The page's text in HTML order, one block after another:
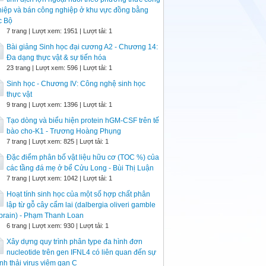
và bán công nghiệp ở khu vực đồng bằng
Bộ
7 trang | Lượt xem: 1951 | Lượt tải: 1
Bài giảng Sinh học đại cương A2 - Chương 14:
Đa dạng thực vật & sự tiến hóa
23 trang | Lượt xem: 596 | Lượt tải: 1
Sinh học - Chương IV: Công nghệ sinh học
thực vật
9 trang | Lượt xem: 1396 | Lượt tải: 1
Tạo dòng và biểu hiện protein hGM-CSF trên tế
bào cho-K1 - Trương Hoàng Phụng
7 trang | Lượt xem: 825 | Lượt tải: 1
Đặc điểm phân bố vật liệu hữu cơ (TOC %) của
các tầng đá mẹ ở bể Cửu Long - Bùi Thị Luận
7 trang | Lượt xem: 1042 | Lượt tải: 1
Hoạt tính sinh học của một số hợp chất phân
lập từ gỗ cây cẩm lai (dalbergia oliveri gamble
- Phạm Thanh Loan
6 trang | Lượt xem: 930 | Lượt tải: 1
Xây dựng quy trình phân type đa hình đơn
nucleotide trên gen IFNL4 có liên quan đến sự
thải virus viêm gan C